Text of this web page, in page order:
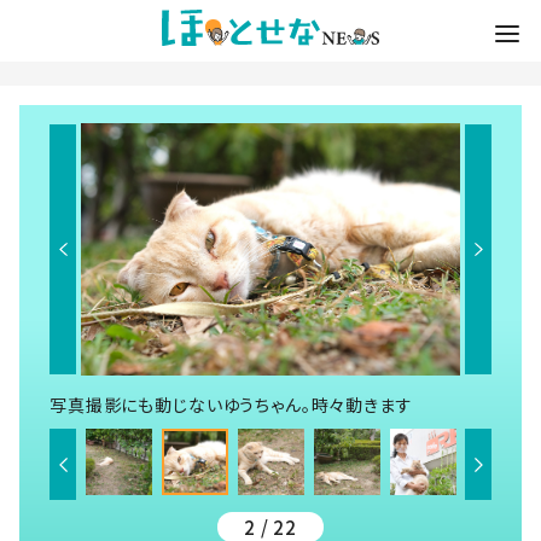
写真撮影にも動じないゆうちゃん。時々動きます
2 / 22